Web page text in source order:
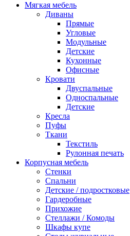
Мягкая мебель
Диваны
Прямые
Угловые
Модульные
Детские
Кухонные
Офисные
Кровати
Двуспальные
Односпальные
Детские
Кресла
Пуфы
Ткани
Текстиль
Рулонная печать
Корпусная мебель
Стенки
Спальни
Детские / подростковые
Гардеробные
Прихожие
Стеллажи / Комоды
Шкафы купе